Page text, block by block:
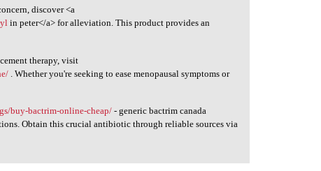
discover <a
in peter</a> for alleviation. This product provides an
therapy, visit
. Whether you're seeking to ease menopausal symptoms or
buy-bactrim-online-cheap/ - generic bactrim canada
Obtain this crucial antibiotic through reliable sources via